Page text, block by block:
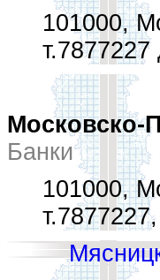
101000,
т.7877227
Московско-
Банки
101000,